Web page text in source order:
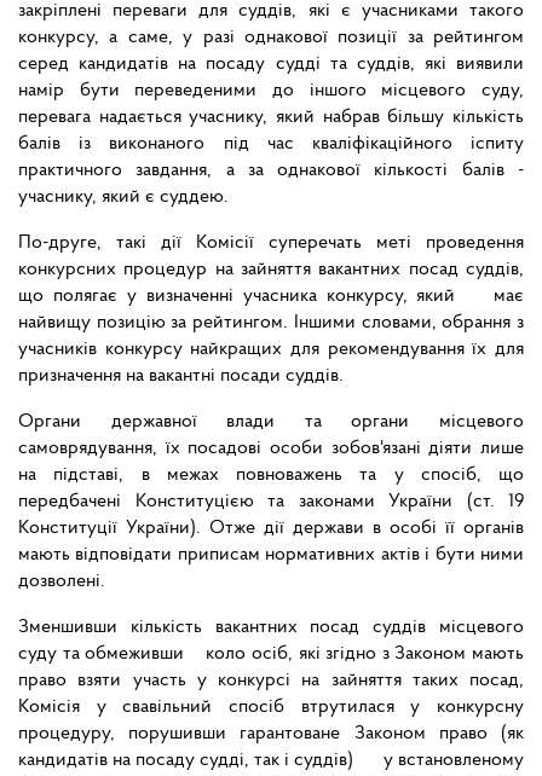
закріплені переваги для суддів, які є учасниками такого
конкурсу, а саме, у разі однакової позиції за рейтингом
серед кандидатів на посаду судді та суддів, які виявили
намір бути переведеними до іншого місцевого суду,
перевага надається учаснику, який набрав більшу кількість
балів із виконаного під час кваліфікаційного іспиту
практичного завдання, а за однакової кількості балів -
учаснику, який є суддею.
По-друге, такі дії Комісії суперечать меті проведення
конкурсних процедур на зайняття вакантних посад суддів,
що полягає у визначенні учасника конкурсу, який має
найвищу позицію за рейтингом. Іншими словами, обрання з
учасників конкурсу найкращих для рекомендування їх для
призначення на вакантні посади суддів.
Органи державної влади та органи місцевого
самоврядування, їх посадові особи зобов'язані діяти лише
на підставі, в межах повноважень та у спосіб, що
передбачені Конституцією та законами України (ст. 19
Конституції України). Отже дії держави в особі її органів
мають відповідати приписам нормативних актів і бути ними
дозволені.
Зменшивши кількість вакантних посад суддів місцевого
суду та обмеживши коло осіб, які згідно з Законом мають
право взяти участь у конкурсі на зайняття таких посад,
Комісія у свавільний спосіб втрутилася у конкурсну
процедуру, порушивши гарантоване Законом право (як
кандидатів на посаду судді, так і суддів) у встановленому